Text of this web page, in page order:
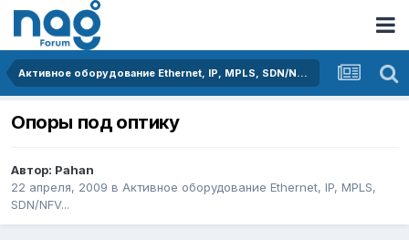
Активное оборудование Ethernet, IP, MPLS, SDN/NFV...
Опоры под оптику
Автор: Pahan
22 апреля, 2009 в Активное оборудование Ethernet, IP, MPLS,
SDN/NFV...